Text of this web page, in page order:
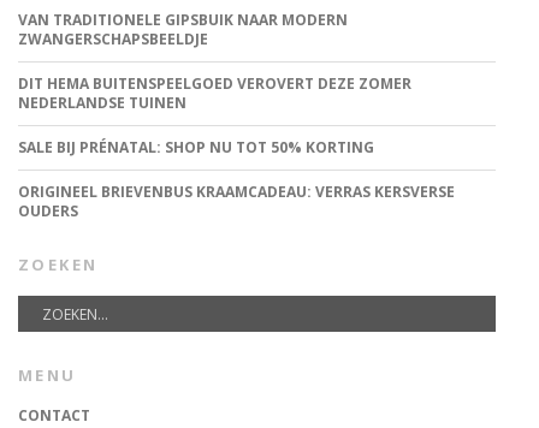
VAN TRADITIONELE GIPSBUIK NAAR MODERN
ZWANGERSCHAPSBEELDJE
DIT HEMA BUITENSPEELGOED VEROVERT DEZE ZOMER
NEDERLANDSE TUINEN
SALE BIJ PRÉNATAL: SHOP NU TOT 50% KORTING
ORIGINEEL BRIEVENBUS KRAAMCADEAU: VERRAS KERSVERSE
OUDERS
ZOEKEN
MENU
CONTACT